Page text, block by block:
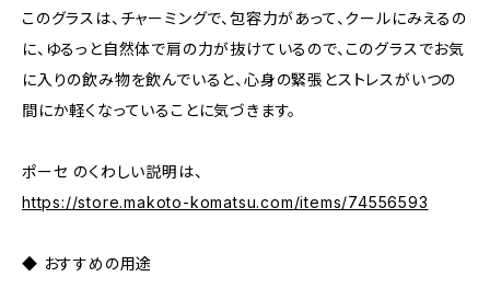
このグラスは、チャーミングで、包容力があって、クールにみえるの
に、ゆるっと自然体で肩の力が抜けているので、このグラスでお気
に入りの飲み物を飲んでいると、心身の緊張とストレスがいつの
間にか軽くなっていることに気づきます。
ポーセ のくわしい説明は、
https://store.makoto-komatsu.com/items/74556593
◆ おすすめの用途